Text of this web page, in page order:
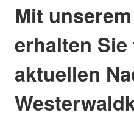
Mit
erhalten
aktuellen